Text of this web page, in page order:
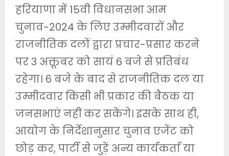
हरियाणा में 15वी विधानसभा आम
चुनाव-2024 के लिए उम्मीदवारों और
राजनीतिक दलों द्वारा प्रचार-प्रसार करने
पर 3 अक्तूबर को सायं 6 बजे से प्रतिबंध
रहेगा। 6 बजे के बाद से राजनीतिक दल या
उम्मीदवार किसी भी प्रकार की बैठक या
जनसभाएं नहीं कर सकेंगे। इसके साथ ही,
आयोग के निर्देशानुसार चुनाव एजेंट को
छोड़ कर, पार्टी से जुड़ें अन्य कार्यकर्ता या